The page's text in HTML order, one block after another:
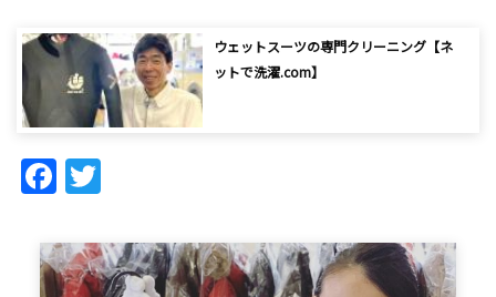
ウェットスーツの専門クリーニング【ネ
ットで洗濯.com】
Facebook